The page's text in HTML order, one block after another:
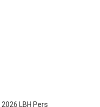
2026 LBH Pers